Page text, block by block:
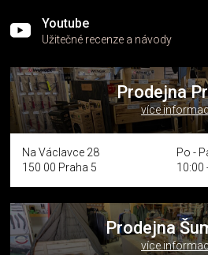
Youtube
Užitečné recenze a návody
Prodejna
více
Na Václavce 28
150 00 Praha 5
Po -
10:00
Prodejna
více